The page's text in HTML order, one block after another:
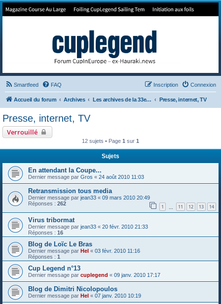
Forum de Cup In Europe
Smartfeed FAQ Connexion
Inscription
Accueil du forum Archives Les archives de la 33e America's Cup Presse, internet, TV
Presse, internet, TV
Verrouillé
12 sujets • Page 1 sur 1
Sujets
En attendant la Coupe...
Dernier message par Gros « 24 août 2010 11:03
Retransmission tous media
Dernier message par jean33 « 09 mars 2010 20:49
Réponses : 262 1 11 12 13 14
Virus tribormat
Dernier message par jean33 « 20 févr. 2010 21:33
Réponses : 16
Blog de Loïc Le Bras
Dernier message par Hel « 03 févr. 2010 11:16
Réponses : 1
Cup Legend n°13
Dernier message par cuplegend « 09 janv. 2010 17:17
Blog de Dimitri Nicolopoulos
Dernier message par Hel « 07 janv. 2010 10:19